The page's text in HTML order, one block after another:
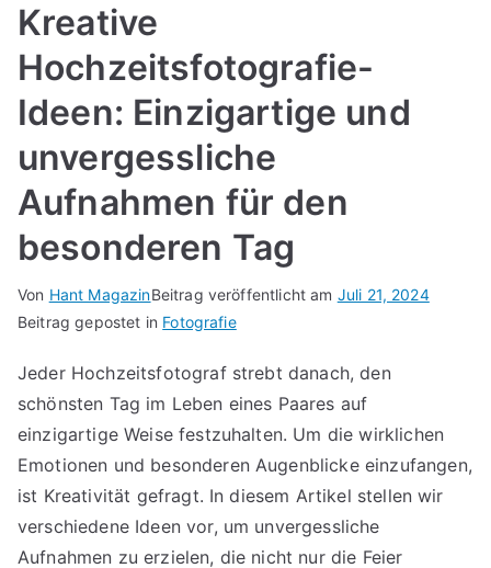
Kreative
Hochzeitsfotografie-
Ideen: Einzigartige und
unvergessliche
Aufnahmen für den
besonderen Tag
Von Hant MagazinBeitrag veröffentlicht am Juli 21, 2024
Beitrag gepostet in Fotografie
Jeder Hochzeitsfotograf strebt danach, den
schönsten Tag im Leben eines Paares auf
einzigartige Weise festzuhalten. Um die wirklichen
Emotionen und besonderen Augenblicke einzufangen,
ist Kreativität gefragt. In diesem Artikel stellen wir
verschiedene Ideen vor, um unvergessliche
Aufnahmen zu erzielen, die nicht nur die Feier